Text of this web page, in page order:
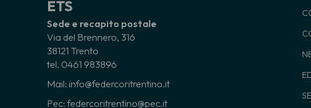
ETS
Sede e recapito postale
Via del Brennero, 316
38121 Trento
tel. 0461 983896
Mail: info@federcoritrentino.it
Pec: federcoritrentino@pec.it